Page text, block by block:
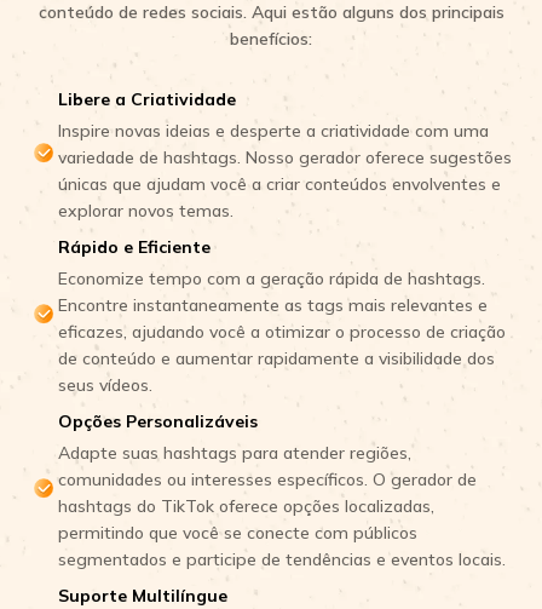
conteúdo de redes sociais. Aqui estão alguns dos principais
benefícios:
Libere a Criatividade
Inspire novas ideias e desperte a criatividade com uma
variedade de hashtags. Nosso gerador oferece sugestões
únicas que ajudam você a criar conteúdos envolventes e
explorar novos temas.
Rápido e Eficiente
Economize tempo com a geração rápida de hashtags.
Encontre instantaneamente as tags mais relevantes e
eficazes, ajudando você a otimizar o processo de criação
de conteúdo e aumentar rapidamente a visibilidade dos
seus vídeos.
Opções Personalizáveis
Adapte suas hashtags para atender regiões,
comunidades ou interesses específicos. O gerador de
hashtags do TikTok oferece opções localizadas,
permitindo que você se conecte com públicos
segmentados e participe de tendências e eventos locais.
Suporte Multilíngue